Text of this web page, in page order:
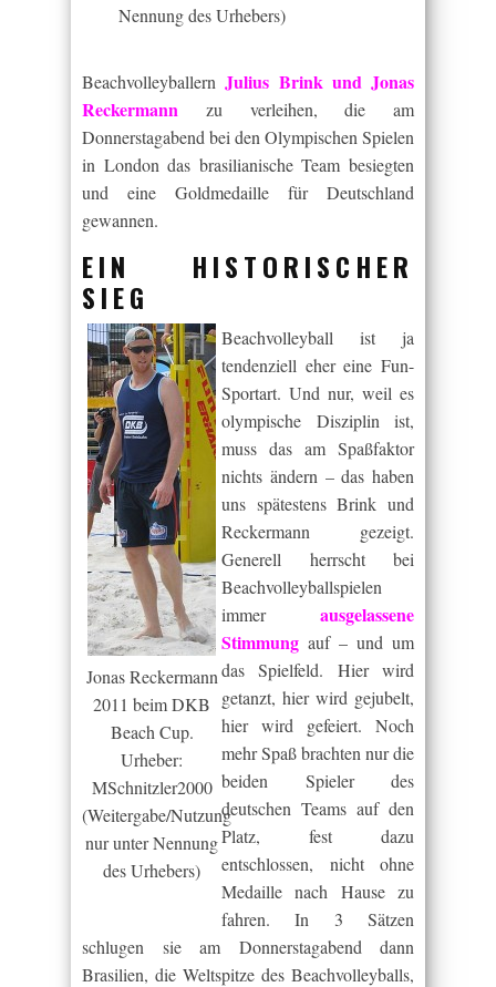
Nennung des Urhebers)
BeachvolleyballernJulius Brink und Jonas
Reckermann zu verleihen, die am
Donnerstagabend bei den Olympischen Spielen
in London das brasilianische Team besiegten
und eine Goldmedaille für Deutschland
gewannen.
EIN HISTORISCHER
SIEG
Jonas Reckermann
2011 beim DKB
Beach Cup.
Urheber:
MSchnitzler2000
(Weitergabe/Nutzung
nur unter Nennung
des Urhebers)
Beachvolleyball ist ja
tendenziell eher eine Fun-
Sportart. Und nur, weil es
olympische Disziplin ist,
muss das am Spaßfaktor
nichts ändern – das haben
uns spätestens Brink und
Reckermann gezeigt.
Generell herrscht bei
Beachvolleyballspielen
immer ausgelassene
Stimmung auf – und um
das Spielfeld. Hier wird
getanzt, hier wird gejubelt,
hier wird gefeiert. Noch
mehr Spaß brachten nur die
beiden Spieler des
deutschen Teams auf den
Platz, fest dazu
entschlossen, nicht ohne
Medaille nach Hause zu
fahren. In 3 Sätzen
schlugen sie am Donnerstagabend dann
Brasilien, die Weltspitze des Beachvolleyballs,